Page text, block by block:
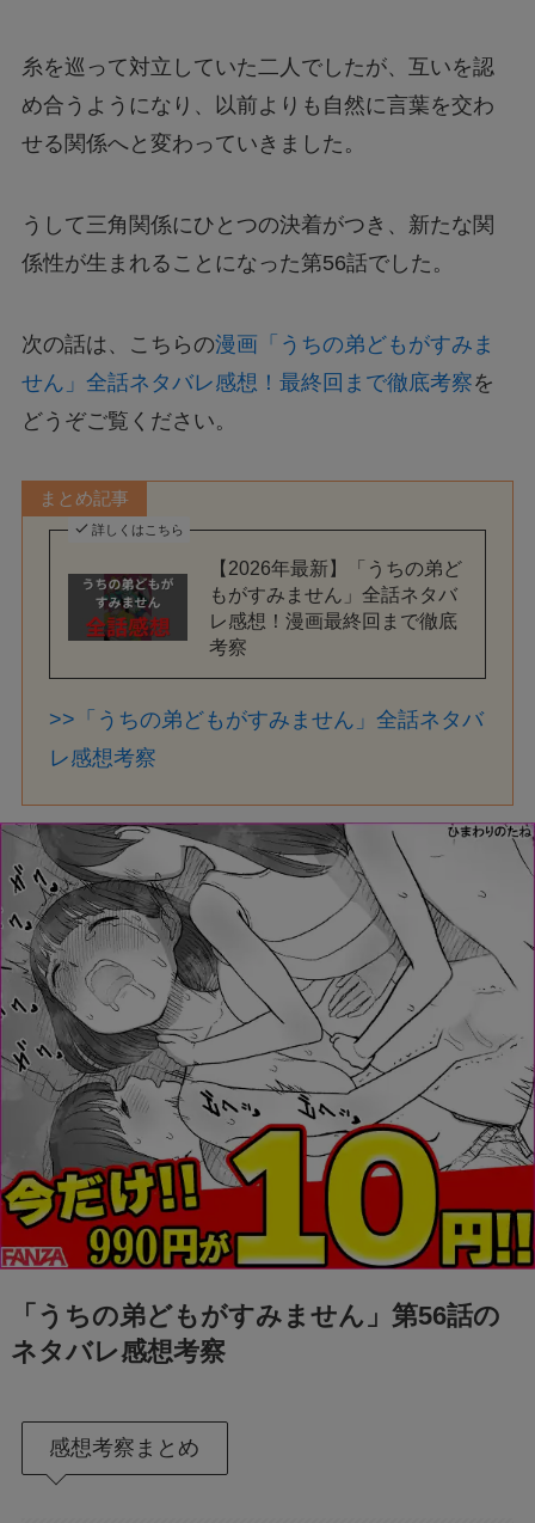
糸を巡って対立していた二人でしたが、互いを認
め合うようになり、以前よりも自然に言葉を交わ
せる関係へと変わっていきました。
うして三角関係にひとつの決着がつき、新たな関
係性が生まれることになった第56話でした。
次の話は、こちらの漫画「うちの弟どもがすみま
せん」全話ネタバレ感想！最終回まで徹底考察を
どうぞご覧ください。
まとめ記事
詳しくはこちら
【2026年最新】「うちの弟ど
もがすみません」全話ネタバ
レ感想！漫画最終回まで徹底
考察
>>「うちの弟どもがすみません」全話ネタバ
レ感想考察
「うちの弟どもがすみません」第56話の
ネタバレ感想考察
感想考察まとめ